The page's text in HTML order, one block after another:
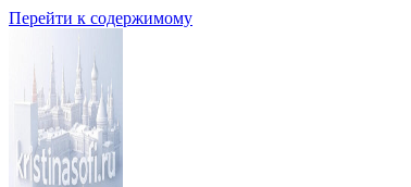
Перейти к содержимому